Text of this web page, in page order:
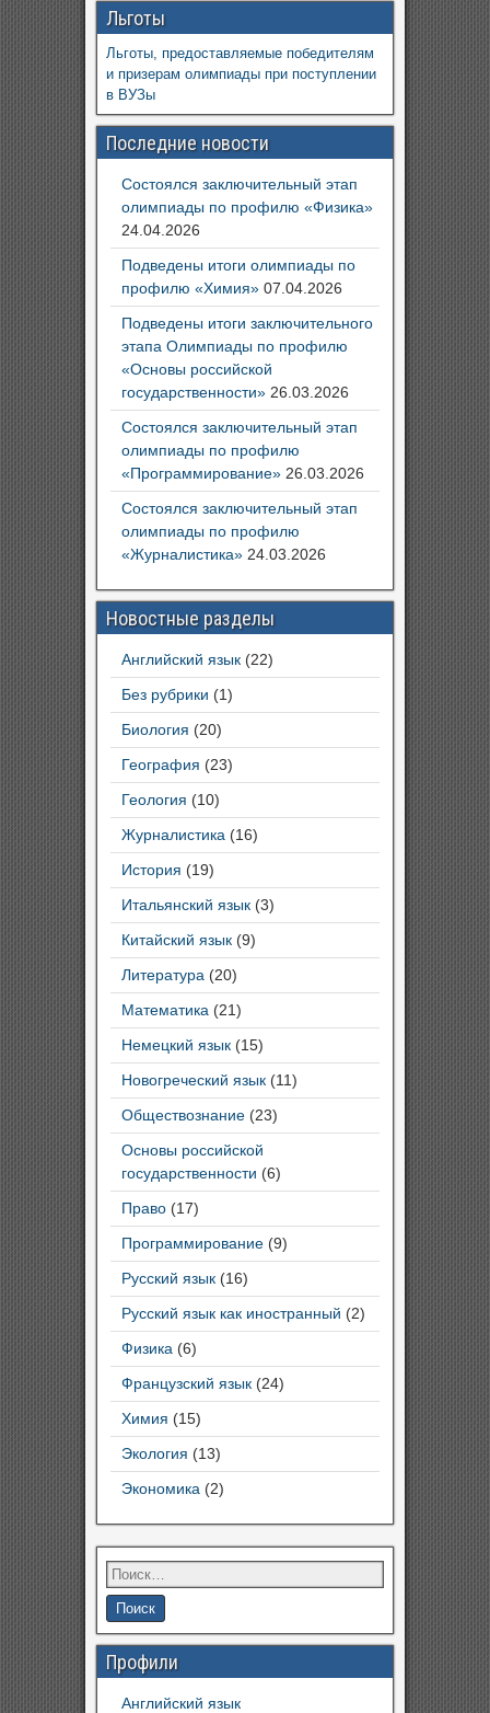
Льготы
Льготы, предоставляемые победителям
и призерам олимпиады при поступлении
в ВУЗы
Последние новости
Состоялся заключительный этап
олимпиады по профилю «Физика»
24.04.2026
Подведены итоги олимпиады по
профилю «Химия» 07.04.2026
Подведены итоги заключительного
этапа Олимпиады по профилю
«Основы российской
государственности» 26.03.2026
Состоялся заключительный этап
олимпиады по профилю
«Программирование» 26.03.2026
Состоялся заключительный этап
олимпиады по профилю
«Журналистика» 24.03.2026
Новостные разделы
Английский язык (22)
Без рубрики (1)
Биология (20)
География (23)
Геология (10)
Журналистика (16)
История (19)
Итальянский язык (3)
Китайский язык (9)
Литература (20)
Математика (21)
Немецкий язык (15)
Новогреческий язык (11)
Обществознание (23)
Основы российской
государственности (6)
Право (17)
Программирование (9)
Русский язык (16)
Русский язык как иностранный (2)
Физика (6)
Французский язык (24)
Химия (15)
Экология (13)
Экономика (2)
Профили
Английский язык